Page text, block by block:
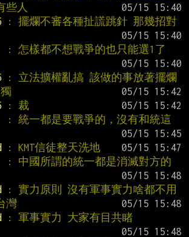
些人
: 擺爛不審各種扯謊跳針 那幾招對
: 怎樣都不想戰爭的也只能選1了
: 立法擴權亂搞 該做的事放著擺爛
: 裁
: 統一都是要戰爭的，沒有和統這
: KMT信徒整天洗地
: 中國所謂的統一都是消滅對方的
: 實力原則 沒有軍事實力啥都不用
灣
: 軍事實力 大家有目共睹